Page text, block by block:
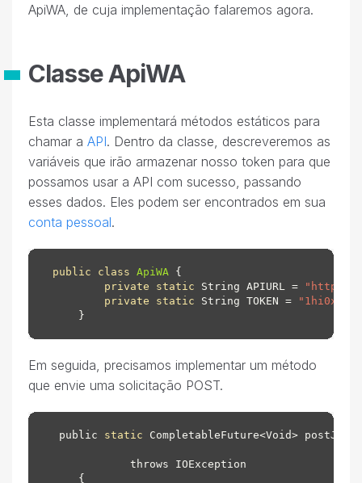
ApiWA, de cuja implementação falaremos agora.
Classe ApiWA
Esta classe implementará métodos estáticos para
chamar a API. Dentro da classe, descreveremos as
variáveis que irão armazenar nosso token para que
possamos usar a API com sucesso, passando
esses dados. Eles podem ser encontrados em sua
conta pessoal.
public class ApiWA {
private
static String APIURL =
"https://
private
static String TOKEN =
Em seguida, precisamos implementar um método
que envie uma solicitação POST.
public static CompletableFuture<Void>
            throws IOException
    {